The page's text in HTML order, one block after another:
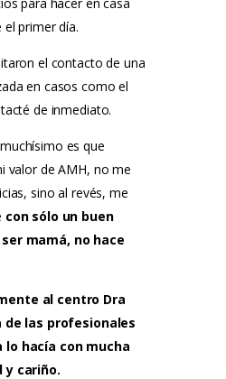
el primer día.
el contacto de una
en casos como el
de inmediato.
es que
valor de AMH, no me
sino al revés, me
con sólo un buen
mamá, no hace
al centro Dra
de las profesionales
lo hacía con mucha
y cariño.